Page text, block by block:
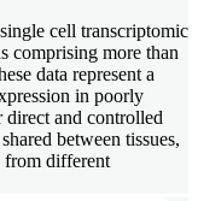
cell transcriptomic
comprising more than
data represent a
in poorly
and controlled
between tissues,
from different